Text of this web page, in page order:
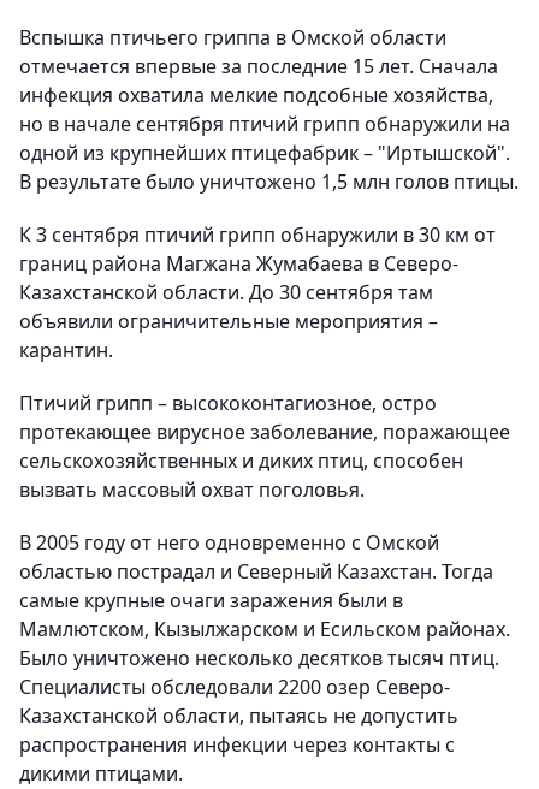
Вспышка птичьего гриппа в Омской области
отмечается впервые за последние 15 лет. Сначала
инфекция охватила мелкие подсобные хозяйства,
но в начале сентября птичий грипп обнаружили на
одной из крупнейших птицефабрик – "Иртышской".
В результате было уничтожено 1,5 млн голов птицы.
К 3 сентября птичий грипп обнаружили в 30 км от
границ района Магжана Жумабаева в Северо-
Казахстанской области. До 30 сентября там
объявили ограничительные мероприятия –
карантин.
Птичий грипп – высококонтагиозное, остро
протекающее вирусное заболевание, поражающее
сельскохозяйственных и диких птиц, способен
вызвать массовый охват поголовья.
В 2005 году от него одновременно с Омской
областью пострадал и Северный Казахстан. Тогда
самые крупные очаги заражения были в
Мамлютском, Кызылжарском и Есильском районах.
Было уничтожено несколько десятков тысяч птиц.
Специалисты обследовали 2200 озер Северо-
Казахстанской области, пытаясь не допустить
распространения инфекции через контакты с
дикими птицами.